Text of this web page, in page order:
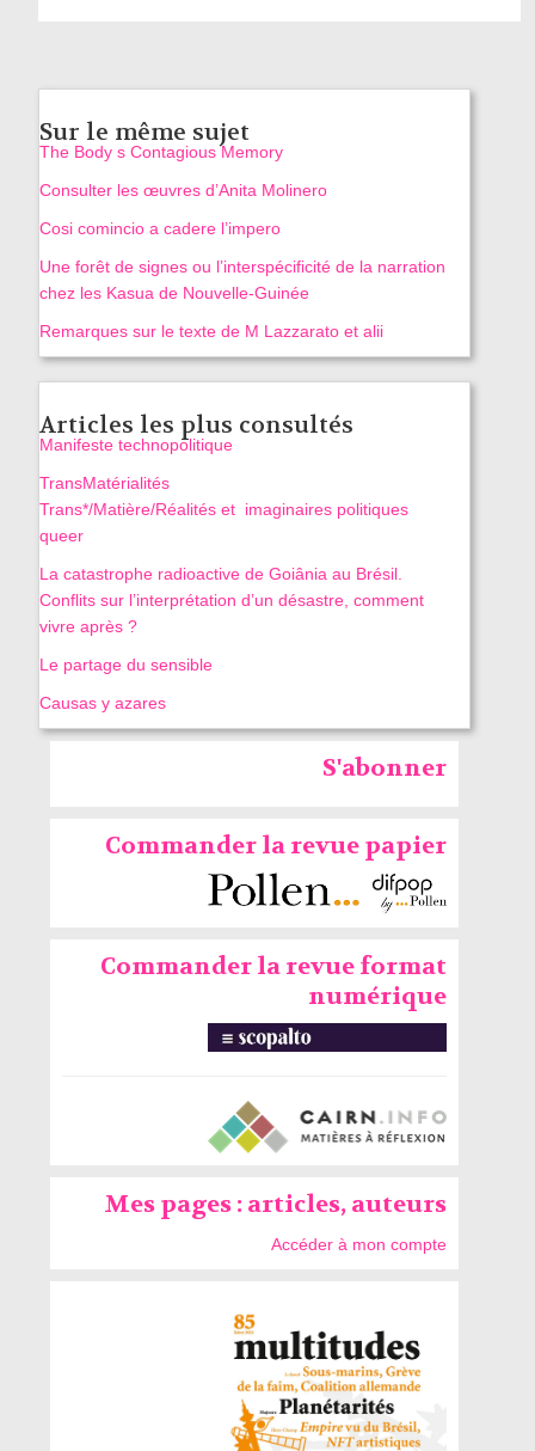
Sur le même sujet
The Body s Contagious Memory
Consulter les œuvres d’Anita Molinero
Cosi comincio a cadere l’impero
Une forêt de signes ou l’interspécificité de la narration
chez les Kasua de Nouvelle-Guinée
Remarques sur le texte de M Lazzarato et alii
Articles les plus consultés
Manifeste technopolitique
TransMatérialités
Trans*/Matière/Réalités et imaginaires politiques
queer
La catastrophe radioactive de Goiânia au Brésil.
Conflits sur l’interprétation d’un désastre, comment
vivre après ?
Le partage du sensible
Causas y azares
S'abonner
Commander la revue papier
Commander la revue format
numérique
Mes pages : articles, auteurs
Accéder à mon compte